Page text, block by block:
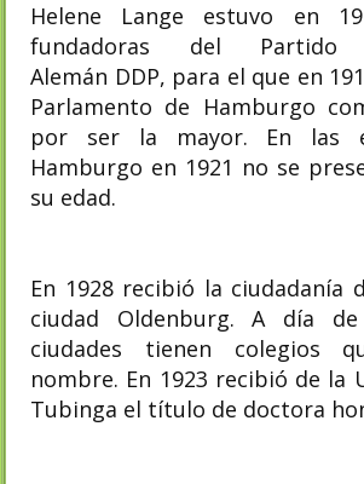
Helene Lange estuvo en
fundadoras del Partido
Alemán DDP, para el que en
Parlamento de Hamburgo
por ser la mayor. En las
Hamburgo en 1921 no se
su edad.
En 1928 recibió la ciudadanía
ciudad Oldenburg. A día
ciudades tienen colegios
nombre. En 1923 recibió de la
Tubinga el título de doctora